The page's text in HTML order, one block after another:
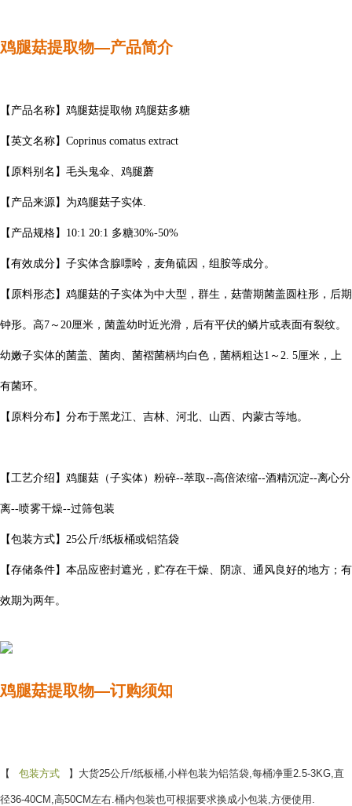
鸡腿菇提取物—产品简介
【产品名称】鸡腿菇提取物 鸡腿菇多糖
【英文名称】Coprinus comatus extract
【原料别名】毛头鬼伞、鸡腿蘑
【产品来源】为鸡腿菇子实体.
【产品规格】10:1 20:1 多糖30%-50%
【有效成分】子实体含腺嘌呤，麦角硫因，组胺等成分。
【原料形态】 鸡腿菇的子实体为中大型，群生，菇蕾期菌盖圆柱形，后期
钟形。高7～20厘米，菌盖幼时近光滑，后有平伏的鳞片或表面有裂纹。
幼嫩子实体的菌盖、菌肉、菌褶菌柄均白色，菌柄粗达1～2. 5厘米，上
有菌环。
【原料分布】分布于黑龙江、吉林、河北、山西、内蒙古等地。
【工艺介绍】 鸡腿菇 （子实体）粉碎--萃取--高倍浓缩--酒精沉淀--离心分
离--喷雾干燥--过筛包装
【包装方式】25公斤/纸板桶或铝箔袋
【存储条件】本品应密封遮光，贮存在干燥、阴凉、通风良好的地方；有
效期为两年。
鸡腿菇提取物—订购须知
【 包装方式 】大货25公斤/纸板桶,小样包装为铝箔袋,每桶净重2.5-3KG,直
径36-40CM,高50CM左右.桶内包装也可根据要求换成小包装,方便使用 .